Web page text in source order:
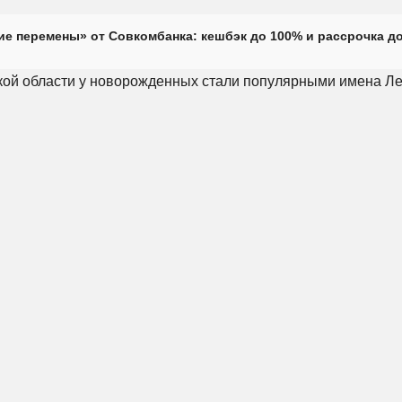
перемены» от Совкомбанка: кешбэк до 100% и рассрочка